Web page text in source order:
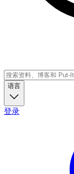
语言
登录